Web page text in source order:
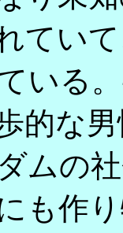
てい
いる
的な
ムの
も作